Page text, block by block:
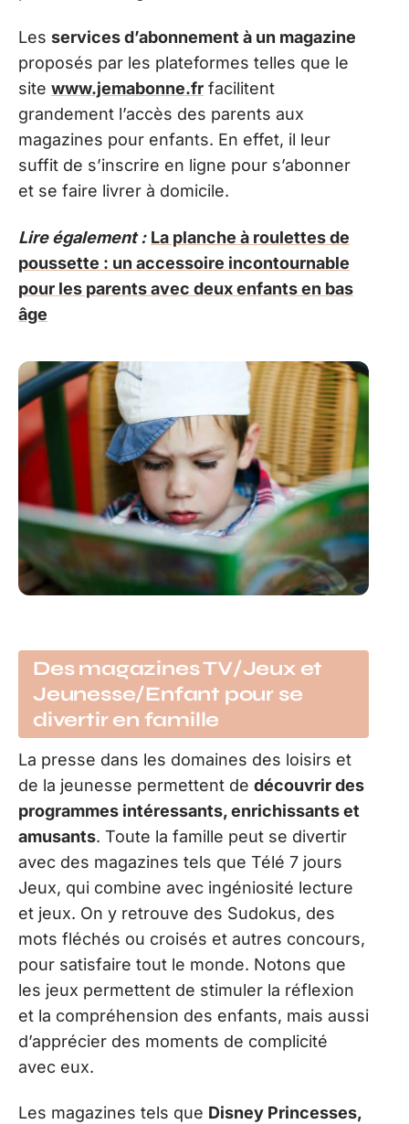
Les services d’abonnement à un magazine
proposés par les plateformes telles que le
site www.jemabonne.fr facilitent
grandement l’accès des parents aux
magazines pour enfants. En effet, il leur
suffit de s’inscrire en ligne pour s’abonner
et se faire livrer à domicile.
Lire également : La planche à roulettes de
poussette : un accessoire incontournable
pour les parents avec deux enfants en bas
âge
Des magazines TV/Jeux et
Jeunesse/Enfant pour se
divertir en famille
La presse dans les domaines des loisirs et
de la jeunesse permettent de découvrir des
programmes intéressants, enrichissants et
amusants. Toute la famille peut se divertir
avec des magazines tels que Télé 7 jours
Jeux, qui combine avec ingéniosité lecture
et jeux. On y retrouve des Sudokus, des
mots fléchés ou croisés et autres concours,
pour satisfaire tout le monde. Notons que
les jeux permettent de stimuler la réflexion
et la compréhension des enfants, mais aussi
d’apprécier des moments de complicité
avec eux.
Les magazines tels que Disney Princesses,